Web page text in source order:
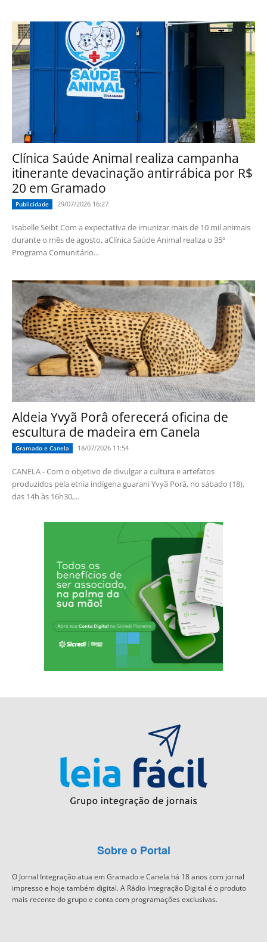
Clínica Saúde Animal realiza campanha
itinerante devacinação antirrábica por R$
20 em Gramado
Publicidade 29/07/2026 16:27
Isabelle Seibt Com a expectativa de imunizar mais de 10 mil animais
durante o mês de agosto, aClínica Saúde Animal realiza o 35º
Programa Comunitário...
Aldeia Yvyã Porâ oferecerá oficina de
escultura de madeira em Canela
Gramado e Canela 18/07/2026 11:54
CANELA - Com o objetivo de divulgar a cultura e artefatos
produzidos pela etnia indígena guarani Yvyã Porâ, no sábado (18),
das 14h às 16h30,...
Sobre o Portal
O Jornal Integração atua em Gramado e Canela há 18 anos com jornal
impresso e hoje também digital. A Rádio Integração Digital é o produto
mais recente do grupo e conta com programações exclusivas.